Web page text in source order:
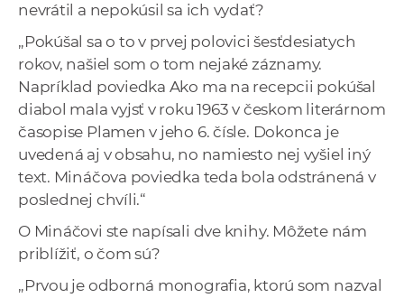
nevrátil a nepokúsil sa ich vydať?
„Pokúšal sa o to v prvej polovici šesťdesiatych
rokov, našiel som o tom nejaké záznamy.
Napríklad poviedka Ako ma na recepcii pokúšal
diabol mala vyjsť v roku 1963 v českom literárnom
časopise Plamen v jeho 6. čísle. Dokonca je
uvedená aj v obsahu, no namiesto nej vyšiel iný
text. Mináčova poviedka teda bola odstránená v
poslednej chvíli.“
O Mináčovi ste napísali dve knihy. Môžete nám
priblížiť, o čom sú?
„Prvou je odborná monografia, ktorú som nazval